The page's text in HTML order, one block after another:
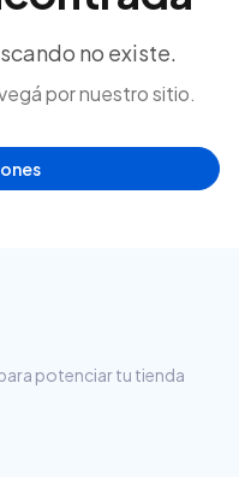
no existe.
por nuestro sitio.
potenciar tu tienda